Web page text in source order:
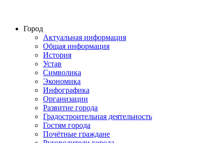
Город
Актуальная информация
Общая информация
История
Устав
Символика
Экономика
Инфографика
Организации
Развитие города
Градостроительная деятельность
Гостям города
Почётные граждане